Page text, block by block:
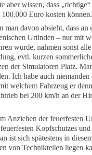
aber wissen, dass
Euro kosten können.
man davon absieht, dass
Gründen – nur mit
wurde, nahmen sonst
evtl. kurzen
der Simulatoren Platz.
Ich habe auch
welchem Fahrzeug er
bei 200 km/h an der
Anziehen der feuerfesten
Kopfschutzes
ist sich spätestens in
von Technikteilen liegen